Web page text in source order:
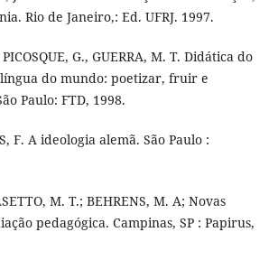
Rio de Janeiro,: Ed. UFRJ. 1997.
G., GUERRA, M. T. Didática do
do mundo: poetizar, fruir e
Paulo: FTD, 1998.
F. A ideologia alemã. São Paulo :
M. T.; BEHRENS, M. A; Novas
pedagógica. Campinas, SP : Papirus,